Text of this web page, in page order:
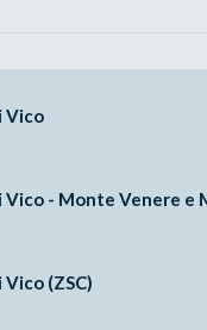
Vico
Vico - Monte Venere e
Vico (ZSC)